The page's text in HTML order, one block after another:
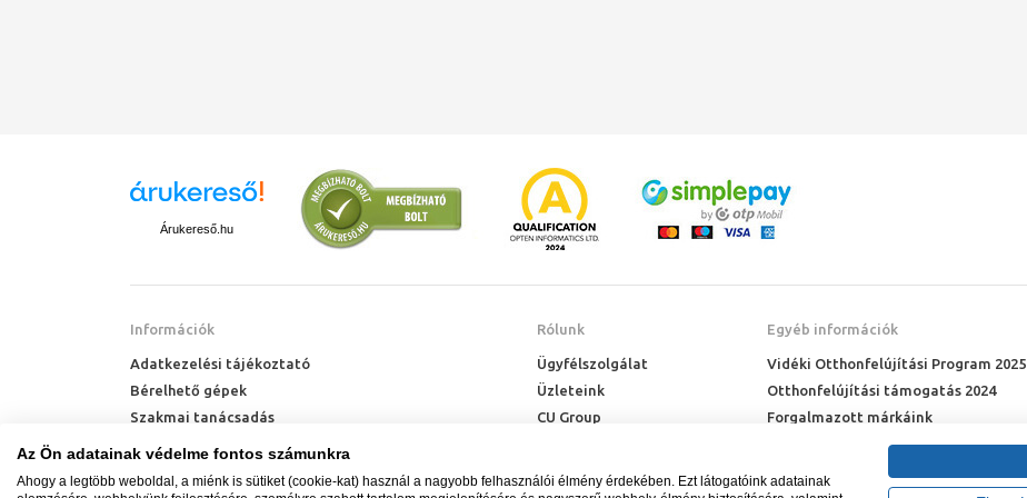
Árukereső.hu
Információk
Adatkezelési tájékoztató
Bérelhető gépek
Szakmai tanácsadás
Technik Cool Pro hőszivattyú tájékoztató
Rólunk
Ügyfélszolgálat
Üzleteink
CU Group
Egyéb információk
Vidéki Otthonfelújítási Program 2025
Otthonfelújítási támogatás 2024
Forgalmazott márkáink
Az Ön adatainak védelme fontos számunkra
Ahogy a legtöbb weboldal, a miénk is sütiket (cookie-kat) használ a nagyobb felhasználói élmény érdekében. Ezt látogatóink adatainak